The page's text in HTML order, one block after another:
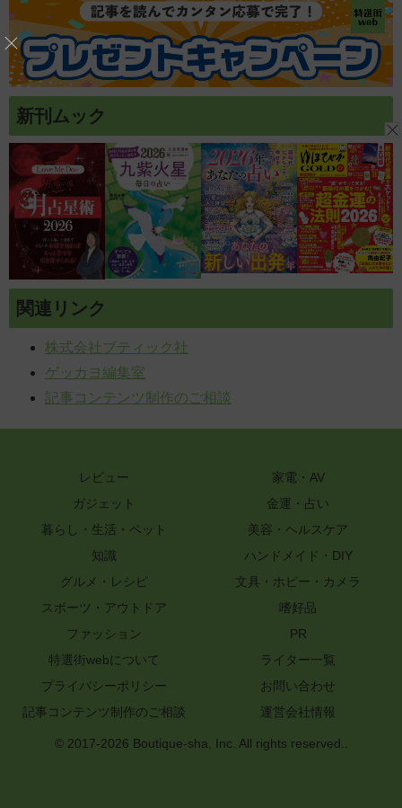
新刊ムック
関連リンク
株式会社ブティック社
ゲッカヨ編集室
記事コンテンツ制作のご相談
レビュー
家電・AV
ガジェット
金運・占い
暮らし・生活・ペット
美容・ヘルスケア
知識
ハンドメイド・DIY
グルメ・レシピ
文具・ホビー・カメラ
スポーツ・アウトドア
嗜好品
ファッション
PR
特選街webについて
ライター一覧
プライバシーポリシー
お問い合わせ
記事コンテンツ制作のご相談
運営会社情報
© 2017-2026 Boutique-sha, Inc. All rights reserved..